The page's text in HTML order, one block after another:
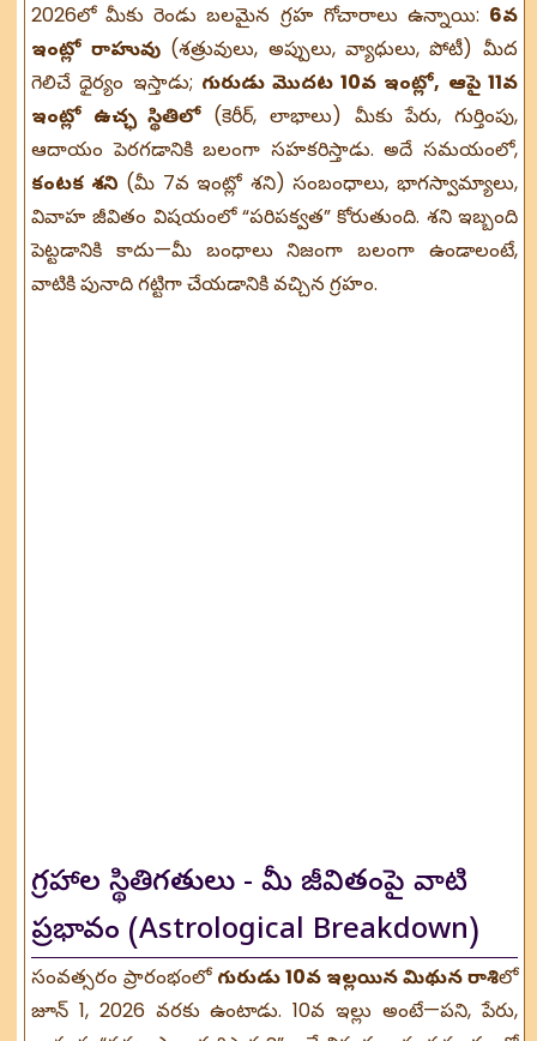
2026లో మీకు రెండు బలమైన గ్రహ గోచారాలు ఉన్నాయి: 6వ
ఇంట్లో రాహువు(శత్రువులు, అప్పులు, వ్యాధులు, పోటీ) మీద
గెలిచే ధైర్యం ఇస్తాడు; గురుడు మొదట 10వ ఇంట్లో, ఆపై 11వ
ఇంట్లో ఉచ్ఛ స్థితిలో(కెరీర్, లాభాలు) మీకు పేరు, గుర్తింపు,
ఆదాయం పెరగడానికి బలంగా సహకరిస్తాడు. అదే సమయంలో,
కంటక శని (మీ 7వ ఇంట్లో శని) సంబంధాలు, భాగస్వామ్యాలు,
వివాహ జీవితం విషయంలో “పరిపక్వత” కోరుతుంది. శని ఇబ్బంది
పెట్టడానికి కాదు—మీ బంధాలు నిజంగా బలంగా ఉండాలంటే,
వాటికి పునాది గట్టిగా చేయడానికి వచ్చిన గ్రహం.
గ్రహాల స్థితిగతులు - మీ జీవితంపై వాటి
ప్రభావం (Astrological Breakdown)
సంవత్సరం ప్రారంభంలో గురుడు 10వ ఇల్లయిన మిథున రాశిలో
జూన్ 1, 2026 వరకు ఉంటాడు. 10వ ఇల్లు అంటే—పని, పేరు,